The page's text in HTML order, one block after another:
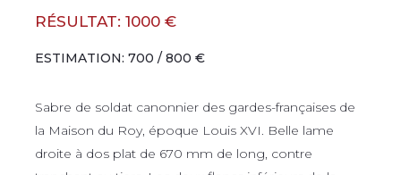
RÉSULTAT: 1000 €
ESTIMATION: 700 / 800 €
Sabre de soldat canonnier des gardes-françaises de
la Maison du Roy, époque Louis XVI. Belle lame
droite à dos plat de 670 mm de long, contre